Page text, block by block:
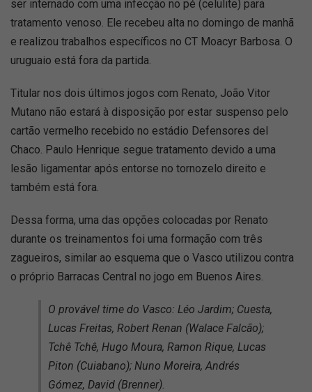
ser internado com uma infecção no pé (celulite) para
tratamento venoso. Ele recebeu alta no domingo de manhã
e realizou trabalhos específicos no CT Moacyr Barbosa. O
uruguaio está fora da partida.
Titular nos dois últimos jogos com Renato, João Vitor
Mutano não estará à disposição por estar suspenso pelo
cartão vermelho recebido no estádio Defensores del
Chaco. Paulo Henrique segue tratamento devido a uma
lesão ligamentar após entorse no tornozelo direito e
também está fora.
Dessa forma, uma das opções colocadas por Renato
durante os treinamentos foi uma formação com três
zagueiros, similar ao esquema que o Vasco utilizou contra
o próprio Barracas Central no jogo em Buenos Aires.
O provável time do Vasco: Léo Jardim; Cuesta,
Lucas Freitas, Robert Renan (Walace Falcão);
Tchê Tchê, Hugo Moura, Ramon Rique, Lucas
Piton (Cuiabano); Nuno Moreira, Andrés
Gómez, David (Brenner).